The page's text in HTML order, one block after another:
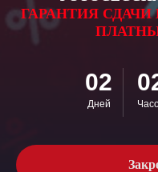
ГАРАНТИЯ СДАЧИ
02
Дней
Сдать на права в
автошколах